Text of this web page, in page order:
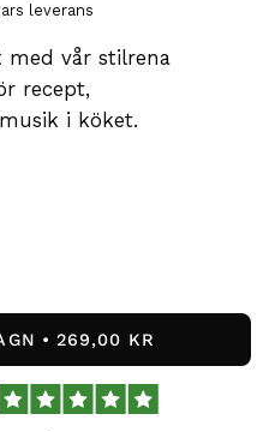
leverans
med vår stilrena
recept,
i köket.
269,00 KR